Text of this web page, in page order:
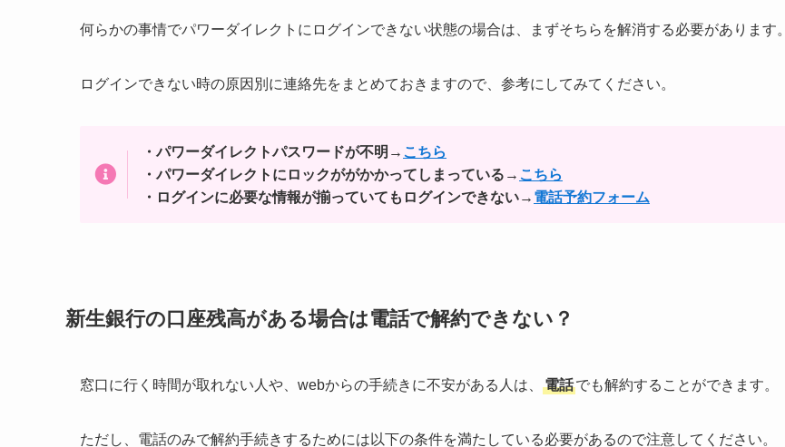
何らかの事情でパワーダイレクトにログインできない状態の場合は、まずそちらを解消する必要があります。
ログインできない時の原因別に連絡先をまとめておきますので、参考にしてみてください。
・パワーダイレクトパスワードが不明→ こちら
・パワーダイレクトにロックががかかってしまっている→ こちら
・ログインに必要な情報が揃っていてもログインできない→ 電話予約フォーム
新生銀行の口座残高がある場合は電話で解約できない？
窓口に行く時間が取れない人や、webからの手続きに不安がある人は、 電話でも解約することができます。
ただし、電話のみで解約手続きするためには以下の条件を満たしている必要があるので注意してください。